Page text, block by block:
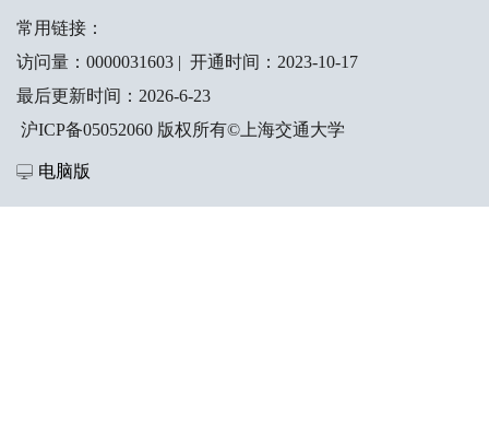
常用链接：
访问量： 0000031603| 开通时间： 2023-10-17
最后更新时间： 2026-6-23
沪ICP备05052060 版权所有©上海交通大学
电脑版